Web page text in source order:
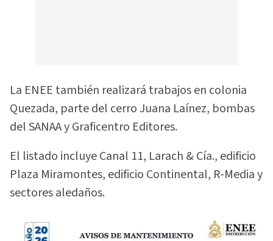
La ENEE también realizará trabajos en colonia
Quezada, parte del cerro Juana Laínez, bombas
del SANAA y Graficentro Editores.
El listado incluye Canal 11, Larach & Cía., edificio
Plaza Miramontes, edificio Continental, R-Media y
sectores aledaños.